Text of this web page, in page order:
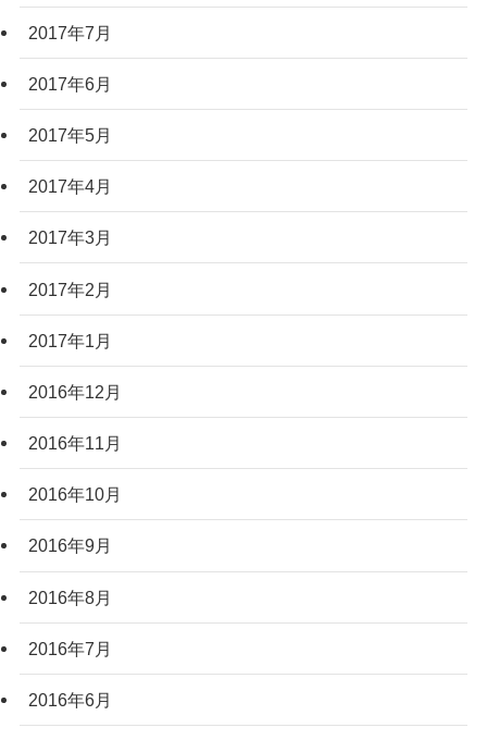
2017年7月
2017年6月
2017年5月
2017年4月
2017年3月
2017年2月
2017年1月
2016年12月
2016年11月
2016年10月
2016年9月
2016年8月
2016年7月
2016年6月